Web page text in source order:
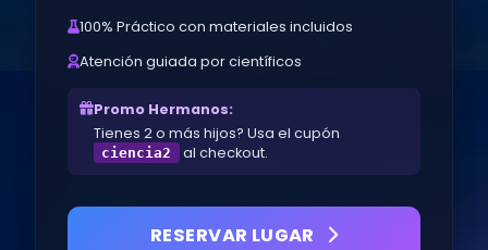
100% Práctico con materiales incluidos
Atención guiada por científicos
Promo Hermanos:
Tienes 2 o más hijos? Usa el cupón
ciencia2 al checkout.
RESERVAR LUGAR